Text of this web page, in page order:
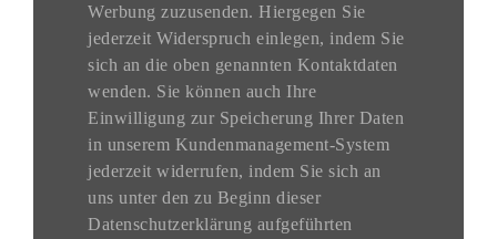
Werbung zuzusenden. Hiergegen Sie
jederzeit Widerspruch einlegen, indem Sie
sich an die oben genannten Kontaktdaten
wenden. Sie können auch Ihre
Einwilligung zur Speicherung Ihrer Daten
in unserem Kundenmanagement-System
jederzeit widerrufen, indem Sie sich an
uns unter den zu Beginn dieser
Datenschutzerklärung aufgeführten